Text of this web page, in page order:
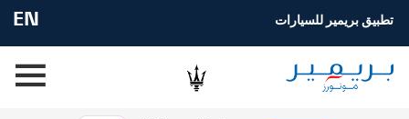
EN تطبيق بريمير للسيارات